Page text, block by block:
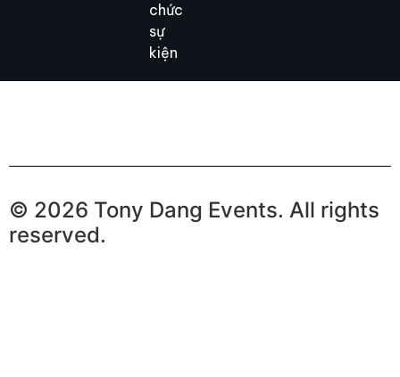
chức
sự
kiện
© 2026 Tony Dang Events. All rights
reserved.